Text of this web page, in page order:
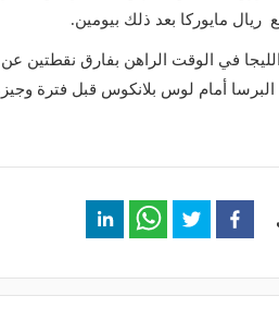
ريال مايوركا بعد ذلك بيومين.
في الوقت الراهن بفارق نقطتين
البرسا أمام لوس بلانكوس قبل فترة